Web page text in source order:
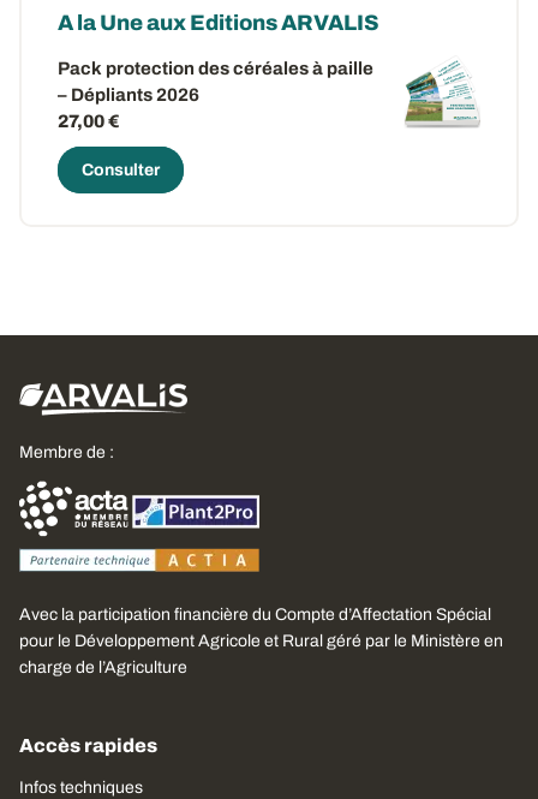
A la Une aux Editions ARVALIS
Pack protection des céréales à paille
– Dépliants 2026
27,00 €
Consulter
Membre de :
Avec la participation financière du Compte d’Affectation Spécial
pour le Développement Agricole et Rural géré par le Ministère en
charge de l’Agriculture
Accès rapides
Infos techniques